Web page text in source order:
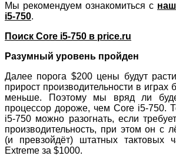
Мы рекомендуем ознакомиться с
i5-750.
Поиск Core i5-750 в price.ru
Разумный уровень пройден
Далее порога $200 цены будут
прирост производительности в играх
меньше. Поэтому мы вряд ли
процессор дороже, чем Core i5-750.
i5-750 можно разогнать, если
производительность, при этом он с
(и превзойдёт) штатных тактовых
Extreme за $1000.